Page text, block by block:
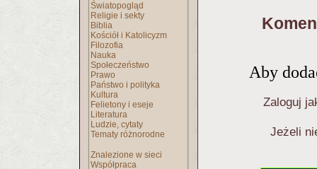
Światopogląd
Religie i sekty
Biblia
Kościół i Katolicyzm
Filozofia
Nauka
Społeczeństwo
Prawo
Państwo i polityka
Kultura
Felietony i eseje
Literatura
Ludzie, cytaty
Tematy różnorodne
Znalezione w sieci
Współpraca
Aby
Zaloguj
Jeżeli